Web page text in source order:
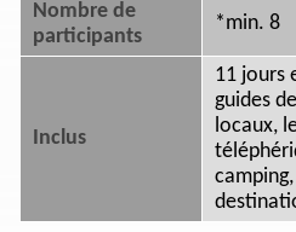
Nombre de
participants
*min. 8
Inclus
11 jours
guides
locaux,